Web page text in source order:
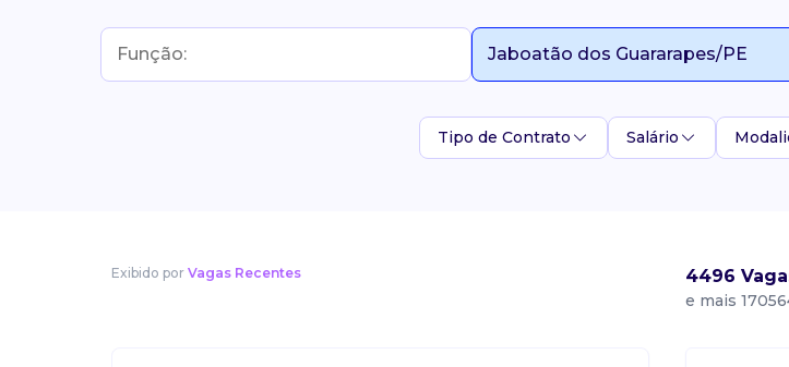
Tipo de Contrato Salário
Exibido por Vagas Recentes 4496
e mais